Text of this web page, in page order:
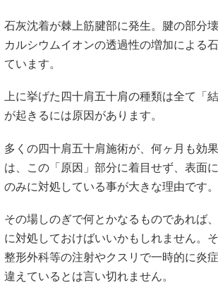
石灰沈着が棘上筋腱部に発生。腱の部分
カルシウムイオンの透過性の増加による
ています。
上に挙げた四十肩五十肩の種類は全て「
が起きるには原因があります。
多くの四十肩五十肩施術が、何ヶ月も効
は、この「原因」部分に着目せず、表面
のみに対処している事が大きな理由です。
その場しのぎで何とかなるものであれば
に対処しておけばいいかもしれません。
整形外科等の注射やクスリで一時的に炎
違えているとは言い切れません。